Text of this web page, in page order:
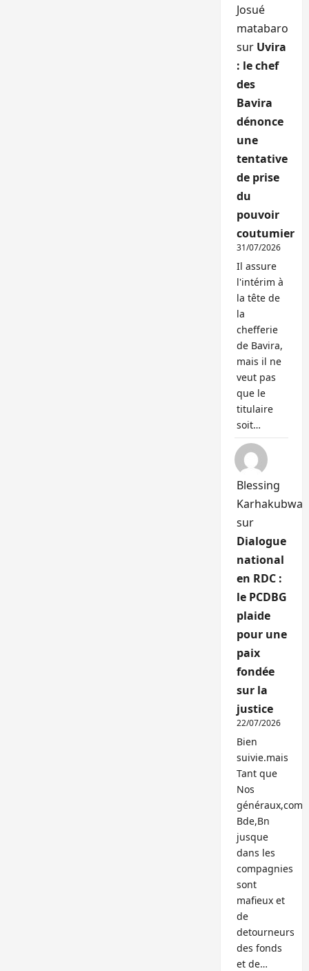
Josué
matabaro
sur Uvira
: le chef
des
Bavira
dénonce
une
tentative
de prise
du
pouvoir
coutumier
31/07/2026
Il assure
l'intérim à
la tête de
la
chefferie
de Bavira,
mais il ne
veut pas
que le
titulaire
soit…
Blessing
Karhakubwa
sur
Dialogue
national
en RDC :
le PCDBG
plaide
pour une
paix
fondée
sur la
justice
22/07/2026
Bien
suivie.mais
Tant que
Nos
généraux,com
Bde,Bn
jusque
dans les
compagnies
sont
mafieux et
de
detourneurs
des fonds
et de…